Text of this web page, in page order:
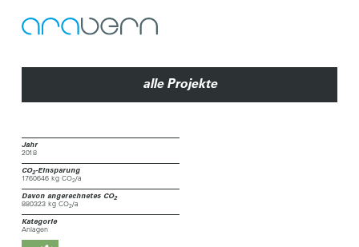
Jahr
2018
CO2-Einsparung
1760646 kg CO2/a
Davon angerechnetes CO2
880323 kg CO2/a
Kategorie
Anlagen
alle Projekte